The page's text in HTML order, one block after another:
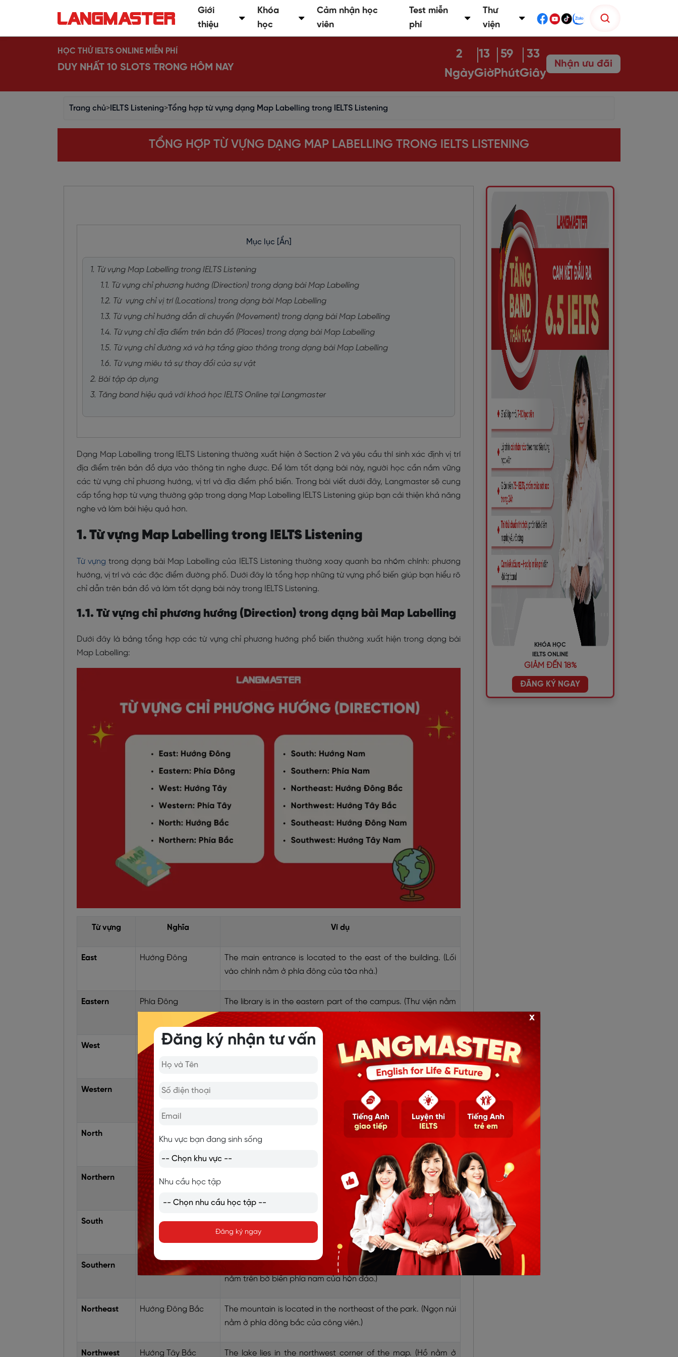
Giới
thiệu
Khóa
học
Cảm nhận học
viên
Test miễn
phí
Thư
viện
HỌC THỬ IELTS ONLINE MIỄN PHÍ
DUY NHẤT 10 SLOTS TRONG HÔM NAY
2
Ngày
13
Giờ
59
Phút
31
Giây
Nhận ưu đãi
Trang chủ> IELTS Listening>Tổng hợp từ vựng dạng Map Labelling trong IELTS Listening
TỔNG HỢP TỪ VỰNG DẠNG MAP LABELLING TRONG IELTS LISTENING
Mục lục [Ẩn]
1. Từ vựng Map Labelling trong IELTS Listening
1.1. Từ vựng chỉ phương hướng (Direction) trong dạng bài Map Labelling
1.2. Từ vựng chỉ vị trí (Locations) trong dạng bài Map Labelling
1.3. Từ vựng chỉ hướng dẫn di chuyển (Movement) trong dạng bài Map Labelling
1.4. Từ vựng chỉ địa điểm trên bản đồ (Places) trong dạng bài Map Labelling
1.5. Từ vựng chỉ đường xá và hạ tầng giao thông trong dạng bài Map Labelling
1.6. Từ vựng miêu tả sự thay đổi của sự vật
2. Bài tập áp dụng
3. Tăng band hiệu quả với khoá học IELTS Online tại Langmaster
Dạng Map Labelling trong IELTS Listening thường xuất hiện ở Section 2 và yêu cầu thí sinh xác định vị trí
địa điểm trên bản đồ dựa vào thông tin nghe được. Để làm tốt dạng bài này, người học cần nắm vững
các từ vựng chỉ phương hướng, vị trí và địa điểm phổ biến. Trong bài viết dưới đây, Langmaster sẽ cung
cấp tổng hợp từ vựng thường gặp trong dạng Map Labelling IELTS Listening giúp bạn cải thiện khả năng
nghe và làm bài hiệu quả hơn.
1. Từ vựng Map Labelling trong IELTS Listening
Từ vựng trong dạng bài Map Labelling của IELTS Listening thường xoay quanh ba nhóm chính: phương
hướng, vị trí và các đặc điểm đường phố. Dưới đây là tổng hợp những từ vựng phổ biến giúp bạn hiểu rõ
chỉ dẫn trên bản đồ và làm tốt dạng bài này trong IELTS Listening.
1.1. Từ vựng chỉ phương hướng (Direction) trong dạng bài Map Labelling
Dưới đây là bảng tổng hợp các từ vựng chỉ phương hướng phổ biến thường xuất hiện trong dạng bài
Map Labelling:
Từ vựng Nghĩa Ví dụ
East Hướng Đông
The main entrance is located to the east of the building. (Lối
vào chính nằm ở phía đông của tòa nhà.)
Eastern Phía Đông
The library is in the eastern part of the campus. (Thư viện nằm
ở khu vực phía đông của khuôn viên.)
West Hướng Tây
The parking lot is situated to the west of the museum. (Bãi đỗ
xe nằm ở phía tây của bảo tàng.)
Western Phía Tây
The restaurant is in the western area of the city. (Nhà hàng
nằm ở khu vực phía tây của thành phố.)
North Hướng Bắc
The river flows to the north of the village. (Con sông chảy về
Northern Phía Bắc
The research center is located in the northern region. (Trung
tâm nghiên cứu nằm ở khu vực phía bắc.)
South Hướng Nam
The garden is positioned to the south of the main hall. (Khu
vườn nằm ở phía nam của hội trường chính.)
Southern
The hotel is on the southern coast of the island. (Khách sạn
nằm trên bờ biển phía nam của hòn đảo.)
Northeast Hướng Đông Bắc
The mountain is located in the northeast of the park. (Ngọn núi
nằm ở phía đông bắc của công viên.)
Northwest Hướng Tây Bắc
The lake lies in the northwest corner of the map. (Hồ nằm ở
KHÓA HỌC
IELTS ONLINE
GIẢM ĐẾN 18%
ĐĂNG KÝ NGAY
Đăng ký nhận tư vấn
Khu vực bạn đang sinh sống
Nhu cầu học tập
Đăng ký ngay
x